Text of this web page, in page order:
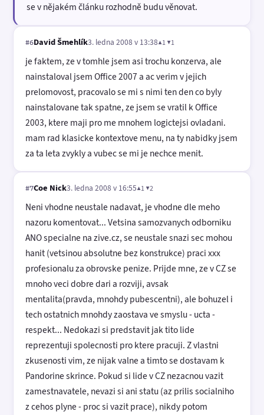
se v nějakém článku rozhodně budu věnovat.
#6David Šmehlík3. ledna 2008 v 13:38▲1 ▼1
je faktem, ze v tomhle jsem asi trochu konzerva, ale
nainstaloval jsem Office 2007 a ac verim v jejich
prelomovost, pracovalo se mi s nimi ten den co byly
nainstalovane tak spatne, ze jsem se vratil k Office
2003, ktere maji pro me mnohem logictejsi ovladani.
mam rad klasicke kontextove menu, na ty nabidky jsem
za ta leta zvykly a vubec se mi je nechce menit.
#7Coe Nick3. ledna 2008 v 16:55▲1 ▼2
Neni vhodne neustale nadavat, je vhodne dle meho
nazoru komentovat... Vetsina samozvanych odborniku
ANO specialne na zive.cz, se neustale snazi sec mohou
hanit (vetsinou absolutne bez konstrukce) praci xxx
profesionalu za obrovske penize. Prijde mne, ze v CZ se
mnoho veci dobre dari a rozviji, avsak
mentalita(pravda, mnohdy pubescentni), ale bohuzel i
tech ostatnich mnohdy zaostava ve smyslu - ucta -
respekt... Nedokazi si predstavit jak tito lide
reprezentuji spolecnosti pro ktere pracuji. Z vlastni
zkusenosti vim, ze nijak valne a timto se dostavam k
Pandorine skrince. Pokud si lide v CZ nezacnou vazit
zamestnavatele, nevazi si ani statu (az prilis socialniho
z cehos plyne - proc si vazit prace), nikdy potom